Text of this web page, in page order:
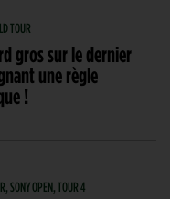
TOUR
gros sur le dernier
une règle
!
SONY OPEN, TOUR 4